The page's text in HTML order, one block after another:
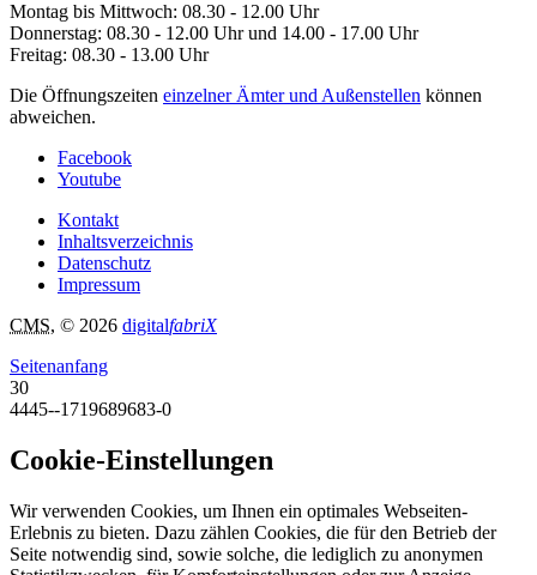
Montag bis Mittwoch: 08.30 - 12.00 Uhr
Donnerstag: 08.30 - 12.00 Uhr und 14.00 - 17.00 Uhr
Freitag: 08.30 - 13.00 Uhr
Die Öffnungszeiten einzelner Ämter und Außenstellen können
abweichen.
Facebook
Youtube
Kontakt
Inhaltsverzeichnis
Datenschutz
Impressum
CMS, © 2026 digitalfabriX
Seitenanfang
30
4445--1719689683-0
Cookie-Einstellungen
Wir verwenden Cookies, um Ihnen ein optimales Webseiten-
Erlebnis zu bieten. Dazu zählen Cookies, die für den Betrieb der
Seite notwendig sind, sowie solche, die lediglich zu anonymen